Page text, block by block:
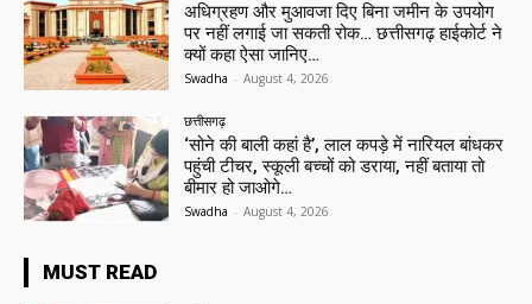
अधिग्रहण और मुआवजा दिए बिना जमीन के उपयोग
पर नहीं लगाई जा सकती रोक… छत्तीसगढ़ हाईकोर्ट ने
क्यों कहा ऐसा जानिए…
Swadha - August 4, 2026
छत्तीसगढ़
‘सोने की बाली कहां है’, लाल कपड़े में नारियल बांधकर
पहुंची टीचर, स्कूली बच्चों को डराया, नहीं बताया तो
बीमार हो जाओगे…
Swadha - August 4, 2026
MUST READ